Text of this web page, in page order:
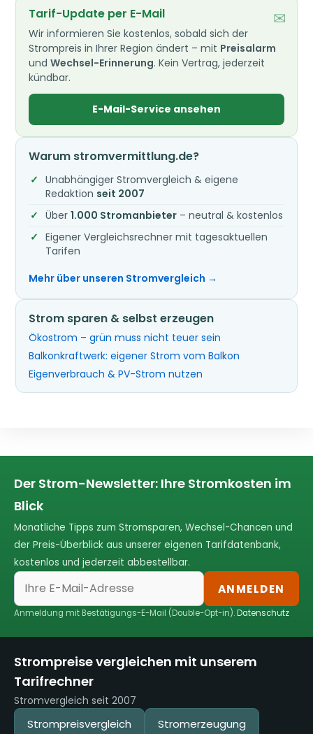
✉
Tarif-Update per E-Mail
Wir informieren Sie kostenlos, sobald sich der
Strompreis in Ihrer Region ändert – mit Preisalarm
undWechsel-Erinnerung. Kein Vertrag, jederzeit
kündbar.
E-Mail-Service ansehen
Warum stromvermittlung.de?
Unabhängiger Stromvergleich & eigene
Redaktion seit 2007
Über1.000 Stromanbieter – neutral & kostenlos
Eigener Vergleichsrechner mit tagesaktuellen
Tarifen
Mehr über unseren Stromvergleich →
Strom sparen & selbst erzeugen
Ökostrom – grün muss nicht teuer sein
Balkonkraftwerk: eigener Strom vom Balkon
Eigenverbrauch & PV-Strom nutzen
Der Strom-Newsletter: Ihre Stromkosten im
Blick
Monatliche Tipps zum Stromsparen, Wechsel-Chancen und
der Preis-Überblick aus unserer eigenen Tarifdatenbank,
kostenlos und jederzeit abbestellbar.
ANMELDEN
Anmeldung mit Bestätigungs-E-Mail (Double-Opt-in).Datenschutz
Strompreise vergleichen mit unserem
Tarifrechner
Stromvergleich seit 2007
Strompreisvergleich Stromerzeugung